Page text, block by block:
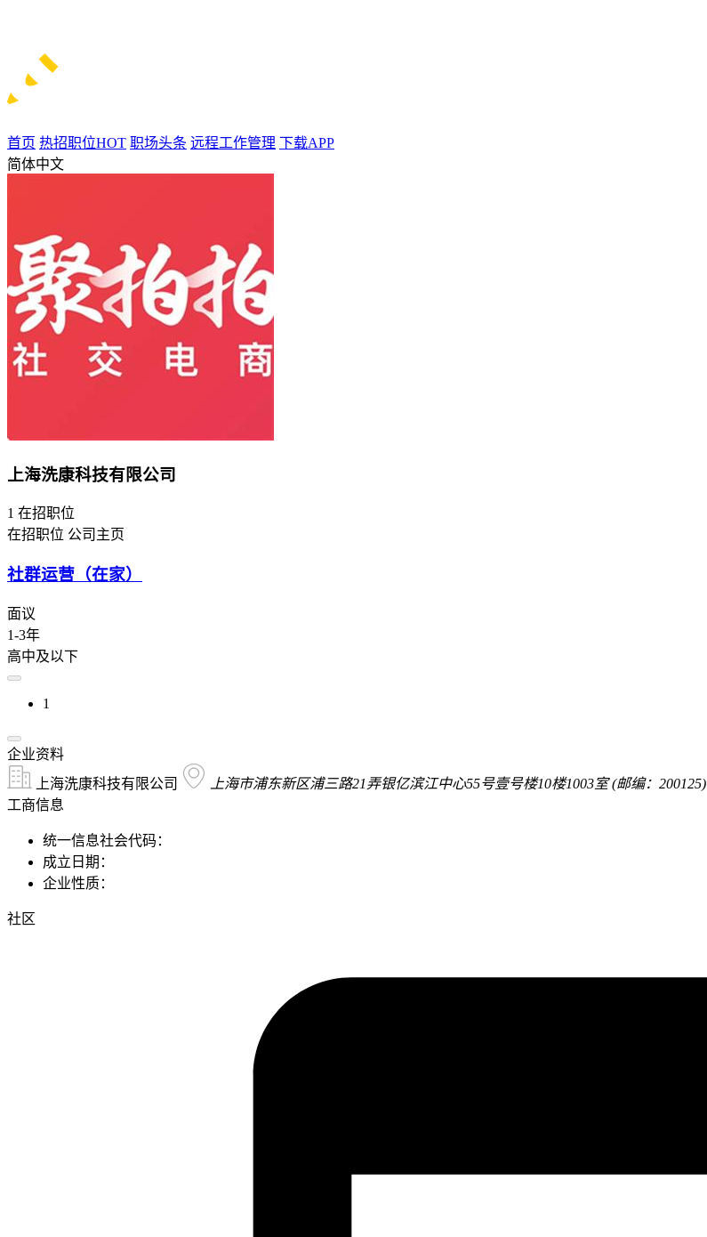
首页 热招职位HOT 职场头条 远程工作管理 下载APP
简体中文
上海洗康科技有限公司
1 在招职位
在招职位 公司主页
社群运营（在家）
面议
1-3年
高中及以下
1
企业资料
上海洗康科技有限公司
上海市浦东新区浦三路21弄银亿滨江中心55号壹号楼10楼1003室 (邮编：200125)
工商信息
统一信息社会代码：
成立日期：
企业性质：
社区